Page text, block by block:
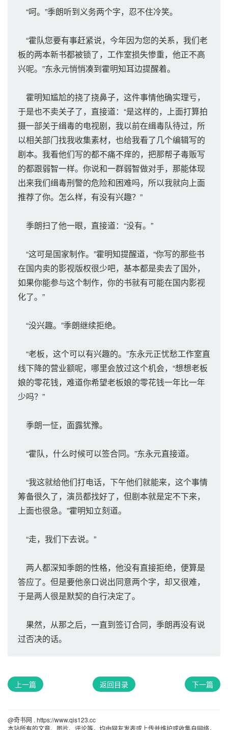
“呵。”季朗听到义务两个字，忍不住冷笑。
“霍队您要有事赶紧说，今年因为您的关系，我们老
板的两本新书都被锁了，工作室损失惨重，他正不高
兴呢。”东永元悄悄凑到霍明知耳边提醒着。
霍明知尴尬的挠了挠鼻子，这件事情他确实理亏，
于是也不卖关子了，直接道：“是这样的，上面打算拍
摄一部关于缉毒的电视剧，我以前在缉毒队待过，所
以相关部门找我收集素材，也给我看了几个编辑写的
剧本。我看他们写的都不痛不痒的，把那帮子毒贩写
的都跟弱智一样。你说和一群弱智做对手，那能体现
出来我们缉毒刑警的危险和困难吗，所以我就向上面
推荐了你。怎么样，有没有兴趣？”
季朗扫了他一眼，直接道：“没有。”
“这可是国家制作。”霍明知提醒道，“你写的那些书
在国内卖的影视版权很少吧，基本都是卖去了国外，
如果你能参与这个制作，你的书就有可能在国内影视
化了。”
“没兴趣。”季朗继续拒绝。
“老板，这个可以有兴趣的。”东永元正忧愁工作室直
线下降的营业额呢，哪里会放过这个机会，“想想老板
娘的零花钱，难道你希望老板娘的零花钱一年比一年
少吗？”
季朗一怔，面露犹豫。
“霍队，什么时候可以签合同。”东永元直接道。
“我这就给他们打电话，下午他们就能来，这个事情
筹备很久了，演员都找好了，但剧本就是定不下来，
上面也很急。”霍明知立刻道。
“走，我们下去说。”
两人都深知季朗的性格，他没有直接拒绝，便算是
答应了。但是要他亲口说出同意两个字，却又很难，
于是两人很是默契的自行决定了。
果然，从那之后，一直到签订合同，季朗再没有说
过否决的话。
上一篇 返回目录 下一篇
@奇书网 . https://www.qis123.cc
本站所有的文章、图片、评论等，均由网友发表或上传并维护或收集自网络，